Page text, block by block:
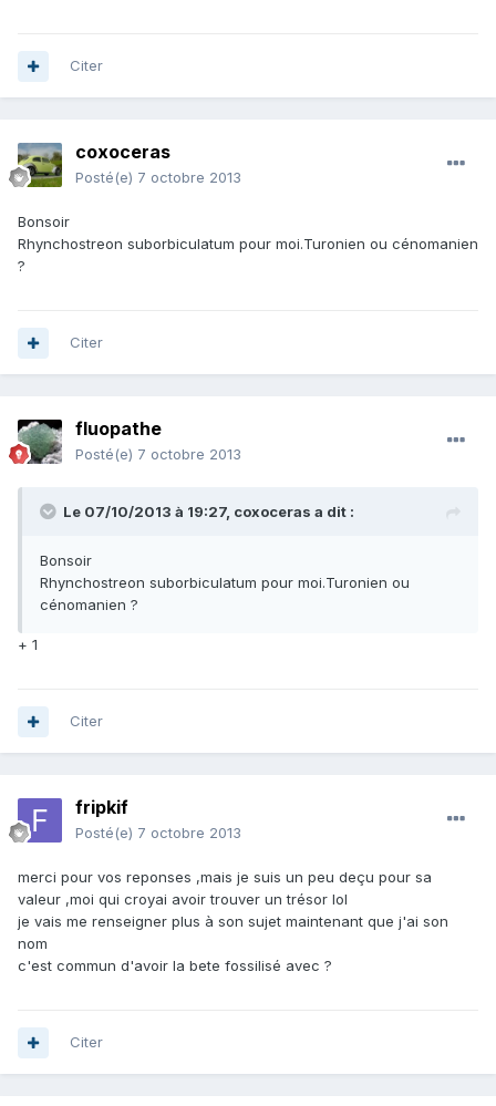
Citer
coxoceras
Posté(e) 7 octobre 2013
Bonsoir
Rhynchostreon suborbiculatum pour moi.Turonien ou cénomanien
?
Citer
fluopathe
Posté(e) 7 octobre 2013
Le 07/10/2013 à 19:27, coxoceras a dit :
Bonsoir
Rhynchostreon suborbiculatum pour moi.Turonien ou
cénomanien ?
+ 1
Citer
fripkif
Posté(e) 7 octobre 2013
merci pour vos reponses ,mais je suis un peu deçu pour sa
valeur ,moi qui croyai avoir trouver un trésor lol
je vais me renseigner plus à son sujet maintenant que j'ai son
nom
c'est commun d'avoir la bete fossilisé avec ?
Citer